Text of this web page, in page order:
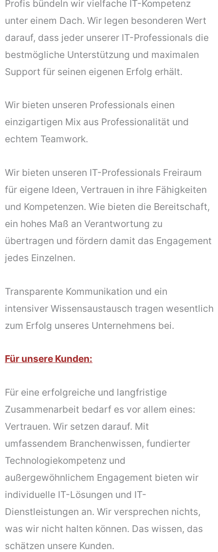
Profis bündeln wir vielfache IT-Kompetenz
unter einem Dach. Wir legen besonderen Wert
darauf, dass jeder unserer IT-Professionals die
bestmögliche Unterstützung und maximalen
Support für seinen eigenen Erfolg erhält.
Wir bieten unseren Professionals einen
einzigartigen Mix aus Professionalität und
echtem Teamwork.
Wir bieten unseren IT-Professionals Freiraum
für eigene Ideen, Vertrauen in ihre Fähigkeiten
und Kompetenzen. Wie bieten die Bereitschaft,
ein hohes Maß an Verantwortung zu
übertragen und fördern damit das Engagement
jedes Einzelnen.
Transparente Kommunikation und ein
intensiver Wissensaustausch tragen wesentlich
zum Erfolg unseres Unternehmens bei.
Für unsere Kunden:
Für eine erfolgreiche und langfristige
Zusammenarbeit bedarf es vor allem eines:
Vertrauen. Wir setzen darauf. Mit
umfassendem Branchenwissen, fundierter
Technologiekompetenz und
außergewöhnlichem Engagement bieten wir
individuelle IT-Lösungen und IT-
Dienstleistungen an. Wir versprechen nichts,
was wir nicht halten können. Das wissen, das
schätzen unsere Kunden.